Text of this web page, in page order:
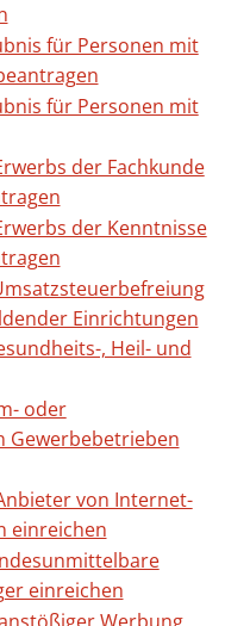
für Personen mit
für Personen mit
der Fachkunde
der Kenntnisse
Einrichtungen
, Heil- und
oder
Gewerbebetrieben
von Internet-
einreichen
einreichen